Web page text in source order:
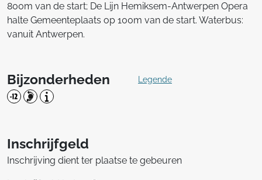
800m van de start; De Lijn Hemiksem-Antwerpen Opera
halte Gemeenteplaats op 100m van de start. Waterbus:
vanuit Antwerpen.
Bijzonderheden Legende
Inschrijfgeld
Inschrijving dient ter plaatse te gebeuren